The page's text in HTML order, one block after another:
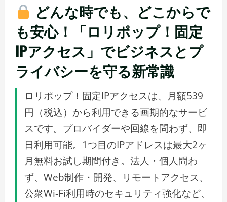
どんな時でも、どこからで
も安心！「ロリポップ！固定
IPアクセス」でビジネスとプ
ライバシーを守る新常識
ロリポップ！固定IPアクセスは、月額539
円（税込）から利用できる画期的なサービ
スです。プロバイダーや回線を問わず、即
日利用可能。1つ目のIPアドレスは最大2ヶ
月無料お試し期間付き。法人・個人問わ
ず、Web制作・開発、リモートアクセス、
公衆Wi-Fi利用時のセキュリティ強化など、